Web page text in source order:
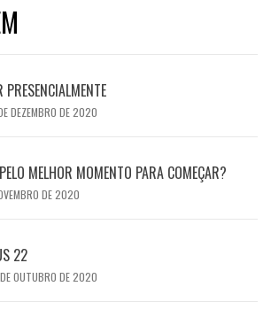
DEZEMBRO DE 2020
MELHOR MOMENTO PARA COMEÇAR?
DE 2020
22
OUTUBRO DE 2020